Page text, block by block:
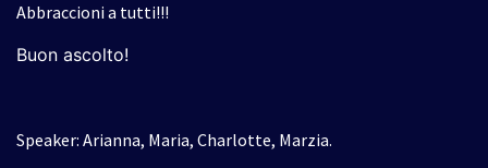
Abbraccioni a tutti!!!
Buon ascolto!
Speaker: Arianna, Maria, Charlotte, Marzia.